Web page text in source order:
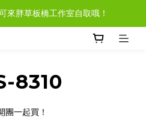
可任選３樣免運哦。
來胖草板橋工作室自取哦！
成付款，當日即可寄出！
8310
團一起買！